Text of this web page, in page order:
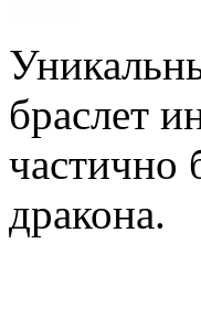
браслет
частично
дракона.